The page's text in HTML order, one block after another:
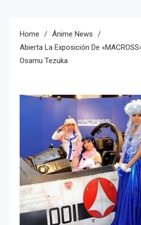
Home
Ánime News
Abierta La Exposición De
Osamu Tezuka